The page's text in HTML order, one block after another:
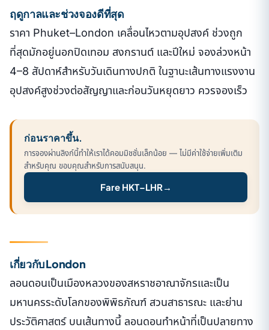
ฤดูกาลและช่วงจองดีที่สุด
ราคา Phuket–London เคลื่อนไหวตามอุปสงค์ ช่วงถูก
ที่สุดมักอยู่นอกปิดเทอม สงกรานต์ และปีใหม่ จองล่วงหน้า
4–8 สัปดาห์สำหรับวันเดินทางปกติ ในฐานะเส้นทางแรงงาน
อุปสงค์สูงช่วงต่อสัญญาและก่อนวันหยุดยาว ควรจองเร็ว
ก่อนราคาขึ้น.
การจองผ่านลิงก์นี้ทำให้เราได้คอมมิชชั่นเล็กน้อย — ไม่มีค่าใช้จ่ายเพิ่มเติม
สำหรับคุณ ขอบคุณสำหรับการสนับสนุน.
Fare HKT–LHR →
เกี่ยวกับ London
ลอนดอนเป็นเมืองหลวงของสหราชอาณาจักรและเป็น
มหานครระดับโลกของพิพิธภัณฑ์ สวนสาธารณะ และย่าน
ประวัติศาสตร์ บนเส้นทางนี้ ลอนดอนทำหน้าที่เป็นปลายทาง